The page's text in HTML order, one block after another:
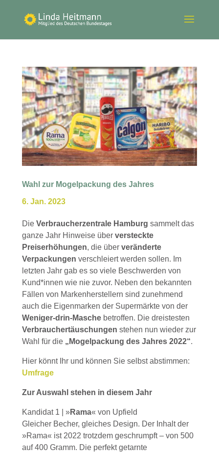
Wahl zur Mogelpackung des Jahres
6. Jan. 2023
Die Verbraucherzentrale Hamburg sammelt das
ganze Jahr Hinweise über versteckte
Preiserhöhungen, die über veränderte
Verpackungen verschleiert werden sollen. Im
letzten Jahr gab es so viele Beschwerden von
Kund*innen wie nie zuvor. Neben den bekannten
Fällen von Markenherstellern sind zunehmend
auch die Eigenmarken der Supermärkte von der
Weniger-drin-Maschebetroffen. Die dreistesten
Verbrauchertäuschungen stehen nun wieder zur
Wahl für die „Mogelpackung des Jahres 2022“.
Hier könnt Ihr und können Sie selbst abstimmen:
Umfrage
Zur Auswahl stehen in diesem Jahr
Kandidat 1 | »Rama« von Upfield
Gleicher Becher, gleiches Design. Der Inhalt der
»Rama« ist 2022 trotzdem geschrumpft – von 500
auf 400 Gramm. Die perfekt getarnte